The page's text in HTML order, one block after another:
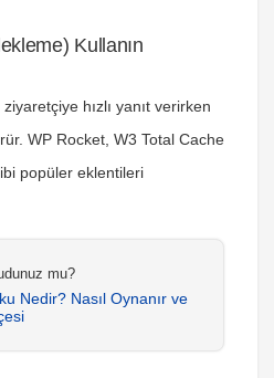
Kullanın
hızlı yanıt verirken
WP Rocket, W3 Total Cache
popüler eklentileri
mu?
Nedir? Nasıl Oynanır ve